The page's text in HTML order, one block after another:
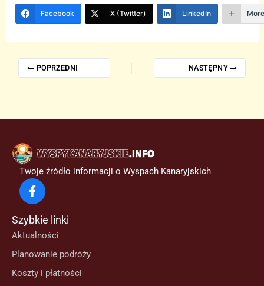
Facebook X (Twitter) LinkedIn
POPRZEDNI NASTĘPNY
Twoje źródło informacji o Wyspach Kanaryjskich
Szybkie linki
Aktualności
Planowanie podróży
Koszty i płatności